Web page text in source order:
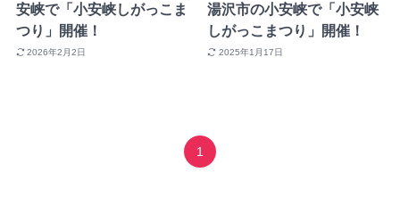
安峡で「小安峡しがっこま
つり」開催！
2026年2月2日
湯沢市の小安峡で「小安峡
しがっこまつり」開催！
2025年1月17日
1